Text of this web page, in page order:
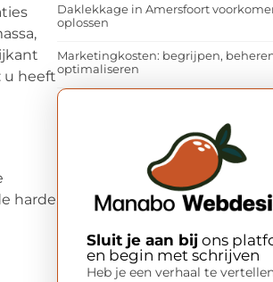
u heeft
harde
Daklekkage in Amersfoort
oplossen
Marketingkosten: begrijpen,
optimaliseren
Sluit je aan bij ons
en begin met schrijven
Heb je een verhaal te